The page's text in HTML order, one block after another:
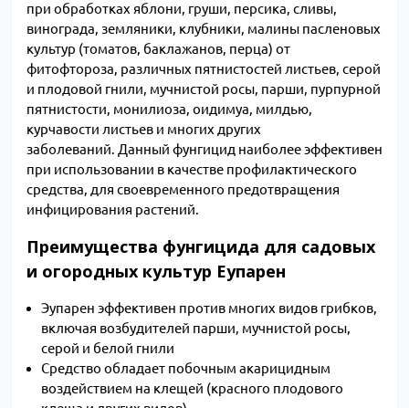
при обработках яблони, груши, персика, сливы,
винограда, земляники, клубники, малины пасленовых
культур (томатов, баклажанов, перца) от
фитофтороза, различных пятнистостей листьев, серой
и плодовой гнили, мучнистой росы, парши, пурпурной
пятнистости, монилиоза, оидимуа, милдью,
курчавости листьев и многих других
заболеваний. Данный фунгицид наиболее эффективен
при использовании в качестве профилактического
средства, для своевременного предотвращения
инфицирования растений.
Преимущества фунгицида для садовых
и огородных культур Еупарен
Эупарен эффективен против многих видов грибков,
включая возбудителей парши, мучнистой росы,
серой и белой гнили
Средство обладает побочным акарицидным
воздействием на клещей (красного плодового